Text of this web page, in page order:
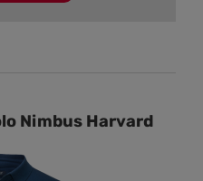
Nimbus Harvard